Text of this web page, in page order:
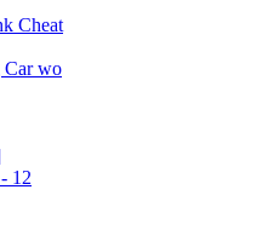
Cheat
Car wo
12